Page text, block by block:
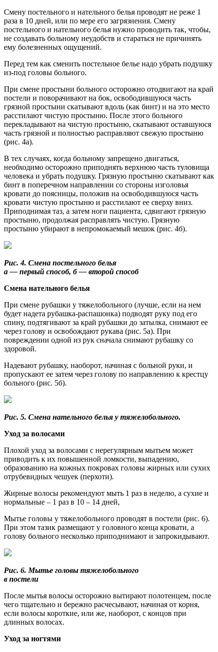
Смену постельного и нательного белья проводят не реже 1
раза в 10 дней, или по мере его загрязнения. Смену
постельного и нательного белья нужно проводить так, чтобы,
не создавать больному неудобств и стараться не причинять
ему болезненных ощущений.
Перед тем как сменить постельное белье надо убрать подушку
из-под головы больного.
При смене простыни больного осторожно отодвигают на край
постели и поворачивают на бок, освободившуюся часть
грязной просты­ни скатывают вдоль (как бинт) и на это место
расстилают чистую простыню. После этого больного
перекладывают на чистую простыню, скатывают оставшуюся
часть грязной и полностью расправляют свежую простыню
(рис. 4а).
В тех случаях, когда больному запрещено двигаться,
необходимо осторожно приподнять верхнюю часть туловища
человека и убрать подушку. Грязную простыню скатывают как
бинт в поперечном направлении со стороны изголовья
кровати до поясницы, положив на освободившуюся часть
кровати чистую простыню и расстилают ее сверху вниз.
Приподнимая таз, а затем ноги пациента, сдвигают грязную
простыню, продолжая расправлять чистую. Грязную
простыню убирают в непромокаемый мешок (рис. 4б).
Рис. 4. Смена постельного белья
а — первый способ, б — второй способ
Смена нательного белья
При смене рубашки у тяжелобольного (лучше, если на нем
будет надета рубашка-распашонка) подводят руку под его
спину, подтягивают за край рубашки до затылка, снимают ее
через голову и освобождают рукава (рис. 5а). При
повреждении одной из рук сначала снимают рубашку со
здоровой.
Надевают рубашку, наоборот, начиная с больной руки, и
пропускают ее затем через голову по направлению к крестцу
больного (рис. 5б).
Рис. 5. Смена нательного белья у тяжелобольного.
Уход за волосами
Плохой уход за волосами с нерегулярным мытьем может
приводить к их повышенной ломкости, выпадению,
образованию на кожных покровах головы жирных или сухих
отрубевидных чешуек (перхоти).
Жирные волосы рекомендуют мыть 1 раз в неделю, а сухие и
нормальные – 1 раз в 10 – 14 дней,
Мытье головы у тяжелобольного проводят в постели (рис. 6).
При этом тазик размещают у головного конца кровати, а
голову больного несколько приподнимают и запрокидывают.
Рис. 6. Мытье головы тяжелобольного
в постели
После мытья волосы осторожно вытирают поло­тенцем, после
чего тщательно и бережно расчесывают, начиная от корня,
если волосы короткие, или же, наоборот, с концов при
длинных волосах.
Уход за ногтями